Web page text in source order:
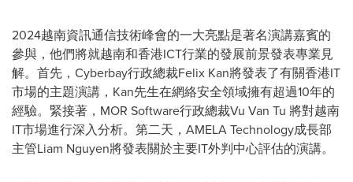
2024越南資訊通信技術峰會的一大亮點是著名演講嘉賓的
參與，他們將就越南和香港ICT行業的發展前景發表專業見
解。首先，Cyberbay行政總裁Felix Kan將發表了有關香港IT
市場的主題演講，Kan先生在網絡安全領域擁有超過10年的
經驗。緊接著，MOR Software行政總裁Vu Van Tu 將對越南
IT市場進行深入分析。第二天，AMELA Technology成長部
主管Liam Nguyen將發表關於主要IT外判中心評估的演講。